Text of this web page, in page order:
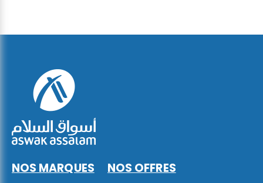
NOS MARQUES NOS OFFRES